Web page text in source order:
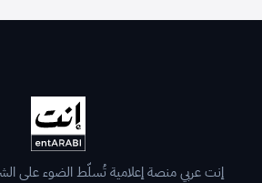
إنت عربي منصة إعلامية تُسلّط الضوء على